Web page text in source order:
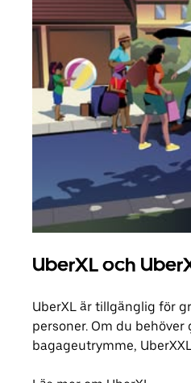
UberXL och
UberXL är tillgänglig för
personer. Om du behöver
bagageutrymme,